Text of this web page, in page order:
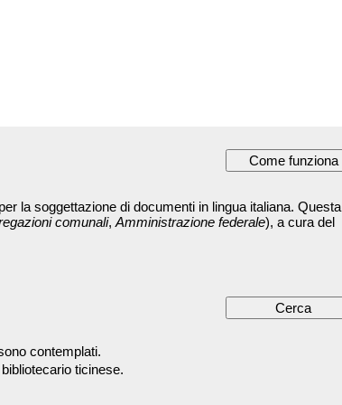
la soggettazione di documenti in lingua italiana. Questa
comunali, Amministrazione federale), a cura del
contemplati.
ticinese.